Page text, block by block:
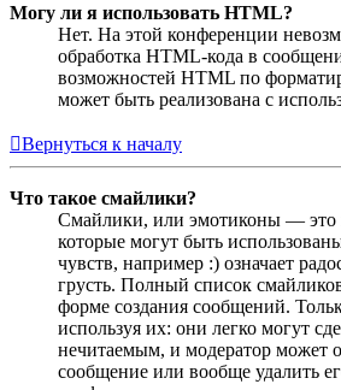
Могу ли я использовать HTML?
Нет. На этой конференции
обработка HTML-кода в
возможностей HTML по
может быть реализована с
Вернуться к началу
Что такое смайлики?
Смайлики, или эмотиконы — это
которые могут быть
чувств, например :) означает
грусть. Полный список
форме создания сообщений.
используя их: они легко могут
нечитаемым, и модератор может
сообщение или вообще удалить